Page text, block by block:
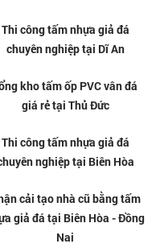
Thi công tấm nhựa giả đá
chuyên nghiệp tại Quận 12